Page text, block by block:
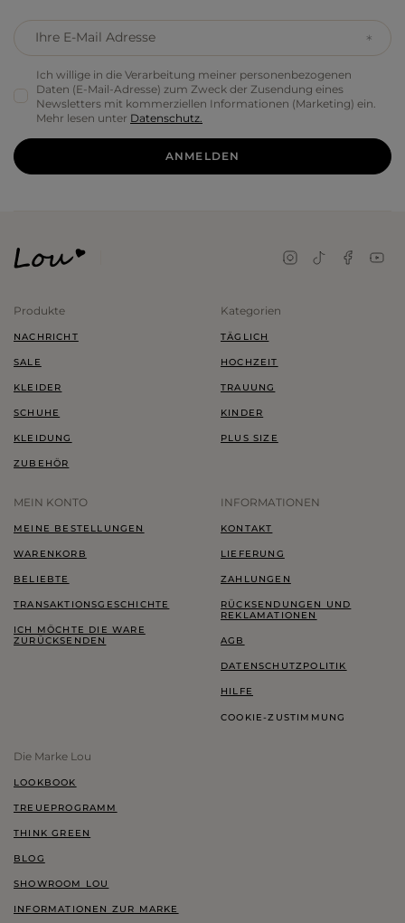
Ihre E-Mail Adresse
Ich willige in die Verarbeitung meiner personenbezogenen
Daten (E-Mail-Adresse) zum Zweck der Zusendung eines
Newsletters mit kommerziellen Informationen (Marketing) ein.
Mehr lesen unter Datenschutz.
ANMELDEN
Produkte
NACHRICHT
SALE
KLEIDER
SCHUHE
KLEIDUNG
ZUBEHÖR
Kategorien
TÄGLICH
HOCHZEIT
TRAUUNG
KINDER
PLUS SIZE
MEIN KONTO
MEINE BESTELLUNGEN
WARENKORB
BELIEBTE
TRANSAKTIONSGESCHICHTE
ICH MÖCHTE DIE WARE
ZURÜCKSENDEN
INFORMATIONEN
KONTAKT
LIEFERUNG
ZAHLUNGEN
RÜCKSENDUNGEN UND
REKLAMATIONEN
AGB
DATENSCHUTZPOLITIK
HILFE
COOKIE-ZUSTIMMUNG
Die Marke Lou
LOOKBOOK
TREUEPROGRAMM
THINK GREEN
BLOG
SHOWROOM LOU
INFORMATIONEN ZUR MARKE